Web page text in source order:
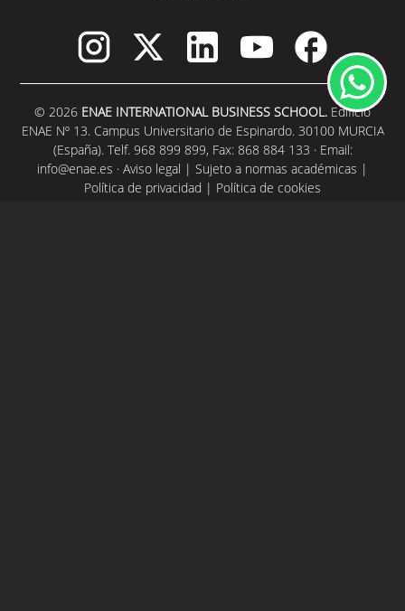
© 2026 ENAE INTERNATIONAL BUSINESS SCHOOL. Edificio
ENAE Nº 13. Campus Universitario de Espinardo. 30100 MURCIA
(España). Telf. 968 899 899, Fax: 868 884 133 · Email:
info@enae.es · Aviso legal | Sujeto a normas académicas |
Política de privacidad | Política de cookies